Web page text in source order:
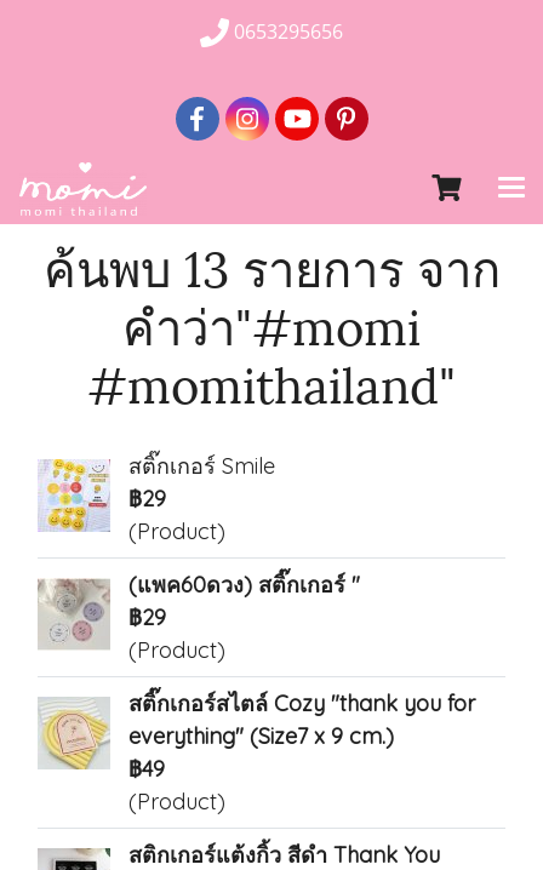
0653295656
ค้นพบ 13 รายการ จาก
คำว่า"#momi
#momithailand"
สติ๊กเกอร์ Smile
฿29
(Product)
(แพค60ดวง) สติ๊กเกอร์ "
฿29
(Product)
สติ๊กเกอร์สไตล์ Cozy "thank you for
everything" (Size7 x 9 cm.)
฿49
(Product)
สติกเกอร์แต้งกิ้ว สีดำ Thank You